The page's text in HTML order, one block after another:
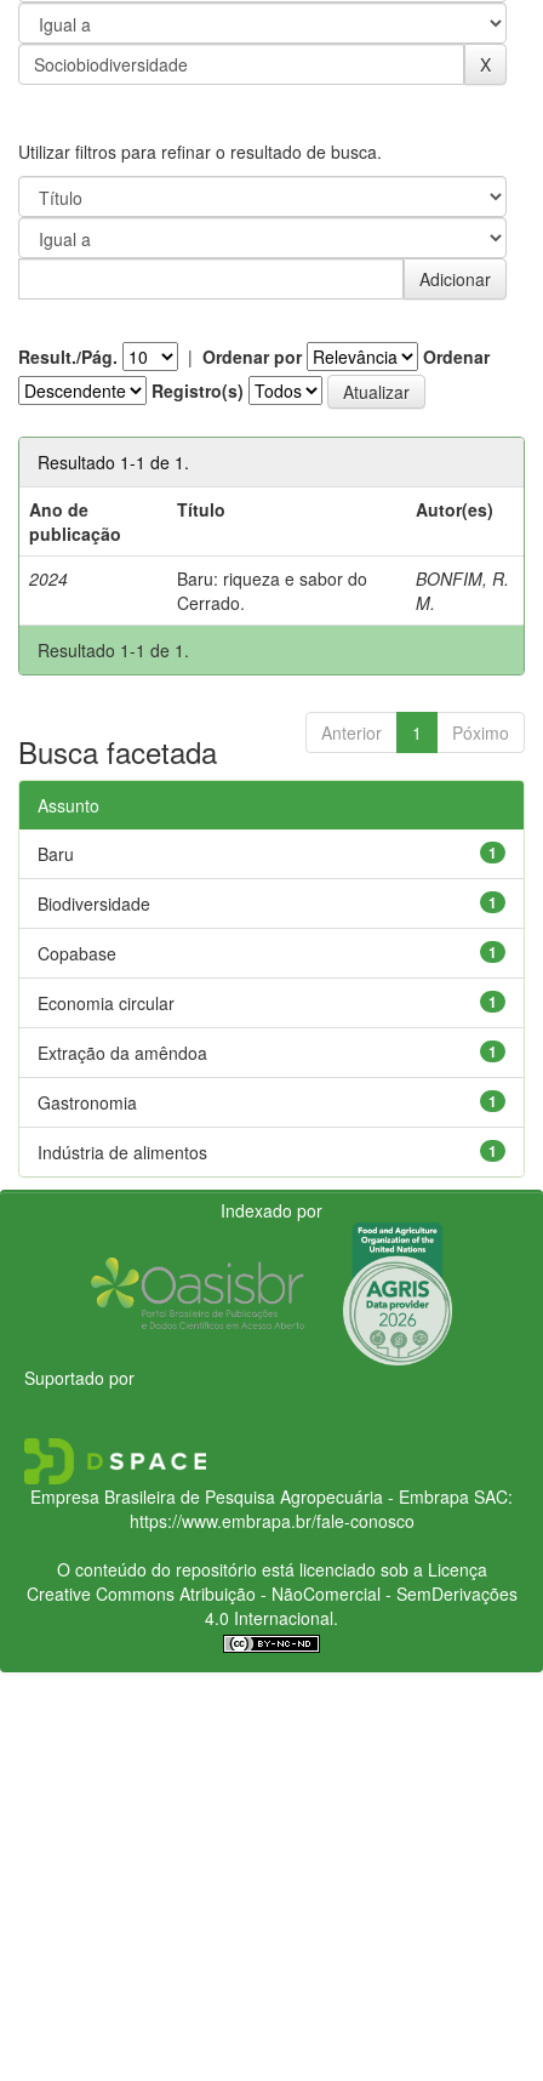
Utilizar filtros para refinar o resultado de busca.
Result./Pág. | Ordenar por
Ordenar
Registro(s)
Resultado 1-1 de 1.
Ano de
publicação
Título Autor(es)
2024
Baru: riqueza e sabor do
Cerrado.
BONFIM, R.
M.
Resultado 1-1 de 1.
Anterior 1 Póximo
Busca facetada
Assunto
1
Baru
1
Biodiversidade
1
Copabase
1
Economia circular
1
Extração da amêndoa
1
Gastronomia
1
Indústria de alimentos
Indexado por
Suportado por
Empresa Brasileira de Pesquisa Agropecuária - Embrapa SAC:
https://www.embrapa.br/fale-conosco
O conteúdo do repositório está licenciado sob a Licença
Creative CommonsAtribuição - NãoComercial - SemDerivações
4.0 Internacional.